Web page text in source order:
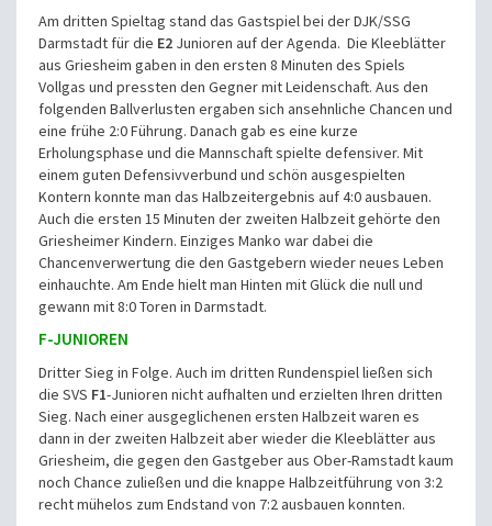
Am dritten Spieltag stand das Gastspiel bei der DJK/SSG
Darmstadt für die E2 Junioren auf der Agenda. Die Kleeblätter
aus Griesheim gaben in den ersten 8 Minuten des Spiels
Vollgas und pressten den Gegner mit Leidenschaft. Aus den
folgenden Ballverlusten ergaben sich ansehnliche Chancen und
eine frühe 2:0 Führung. Danach gab es eine kurze
Erholungsphase und die Mannschaft spielte defensiver. Mit
einem guten Defensivverbund und schön ausgespielten
Kontern konnte man das Halbzeitergebnis auf 4:0 ausbauen.
Auch die ersten 15 Minuten der zweiten Halbzeit gehörte den
Griesheimer Kindern. Einziges Manko war dabei die
Chancenverwertung die den Gastgebern wieder neues Leben
einhauchte. Am Ende hielt man Hinten mit Glück die null und
gewann mit 8:0 Toren in Darmstadt.
F-JUNIOREN
Dritter Sieg in Folge. Auch im dritten Rundenspiel ließen sich
die SVS F1-Junioren nicht aufhalten und erzielten Ihren dritten
Sieg. Nach einer ausgeglichenen ersten Halbzeit waren es
dann in der zweiten Halbzeit aber wieder die Kleeblätter aus
Griesheim, die gegen den Gastgeber aus Ober-Ramstadt kaum
noch Chance zuließen und die knappe Halbzeitführung von 3:2
recht mühelos zum Endstand von 7:2 ausbauen konnten.